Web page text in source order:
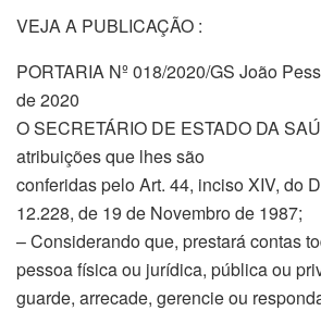
VEJA A PUBLICAÇÃO :
PORTARIA Nº 018/2020/GS João
de 2020
O SECRETÁRIO DE ESTADO DA
atribuições que lhes são
conferidas pelo Art. 44, inciso XIV, do
12.228, de 19 de Novembro de 1987;
– Considerando que, prestará contas
pessoa física ou jurídica, pública ou
guarde, arrecade, gerencie ou